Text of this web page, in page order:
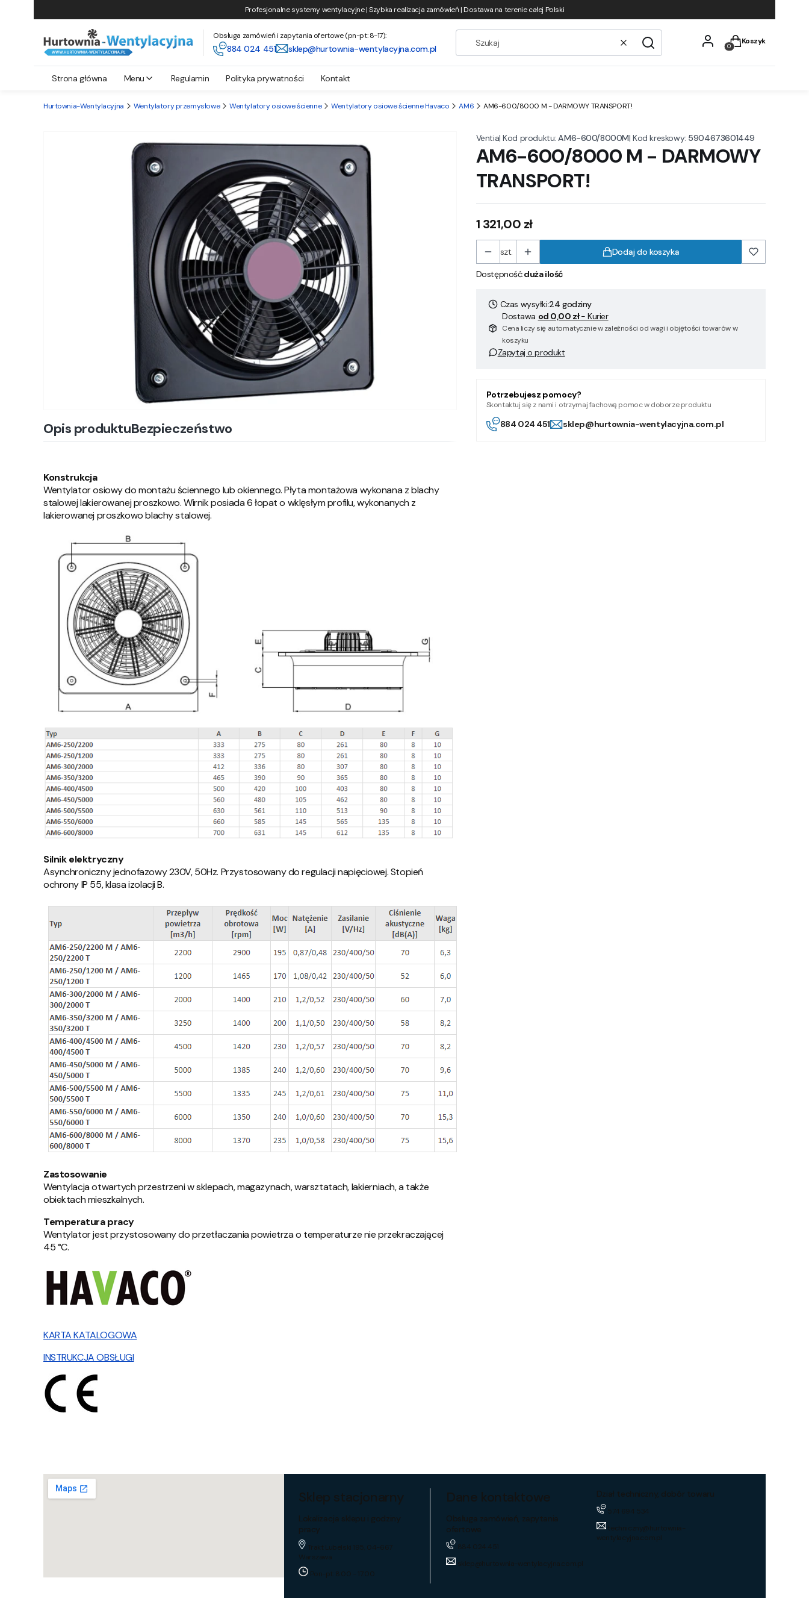
Profesjonalne systemy wentylacyjne | Szybka realizacja zamówień | Dostawa na terenie całej Polski
Obsługa zamówień i zapytania ofertowe (pn-pt: 8-17):
884 024 451 sklep@hurtownia-wentylacyjna.com.pl WyczyśćSzukaj
Produkty w
Koszyk
Strona główna Menu Regulamin Polityka prywatności Kontakt
Hurtownia-Wentylacyjna Wentylatory przemysłowe Wentylatory osiowe ścienne Wentylatory osiowe ścienne Havaco AM6 AM6-600/8000 M - DARMOWY TRANSPORT!
Opis produktuBezpieczeństwo
Konstrukcja
Wentylator osiowy do montażu ściennego lub okiennego. Płyta montażowa wykonana z blachy
stalowej lakierowanej proszkowo. Wirnik posiada 6 łopat o wklęsłym profilu, wykonanych z
lakierowanej proszkowo blachy stalowej.
Silnik elektryczny
Asynchroniczny jednofazowy 230V, 50Hz. Przystosowany do regulacji napięciowej. Stopień
ochrony IP 55, klasa izolacji B.
Zastosowanie
Wentylacja otwartych przestrzeni w sklepach, magazynach, warsztatach, lakierniach, a także
obiektach mieszkalnych.
Temperatura pracy
Wentylator jest przystosowany do przetłaczania powietrza o temperaturze nie przekraczającej
45 °C.
KARTA KATALOGOWA
INSTRUKCJA OBSŁUGI
Ventia|Kod produktu: AM6-600/8000M|Kod kreskowy: 5904673601449
AM6-600/8000 M - DARMOWY
TRANSPORT!
Cena
1 321,00 zł
szt. Dodaj do koszyka
Dostępność:duża ilość
Czas wysyłki:24 godziny
Dostawa od 0,00 zł- Kurier
Cena liczy się automatycznie w zależności od wagi i objętości towarów w
koszyku
Zapytaj o produkt
Potrzebujesz pomocy?
Skontaktuj się z nami i otrzymaj fachową pomoc w doborze produktu
884 024 451 sklep@hurtownia-wentylacyjna.com.pl
Sklep stacjonarny
Lokalizacja sklepu i godziny
pracy
Trakt Lubelski 195, 04-667
Warszawa
Pon-pt: 8:00 - 17:00
Dane kontaktowe
Obsługa zamówień, zapytania
ofertowe
884 024 451
sklep@hurtownia-wentylacyjna.com.pl
Dział techniczny, dobór towaru
574 694 534
techniczny@hurtownia-
wentylacyjna.com.pl